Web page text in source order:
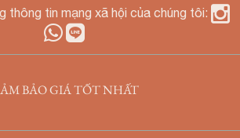
thông tin mạng xã hội của chúng tôi:
BẢO GIÁ TỐT NHẤT